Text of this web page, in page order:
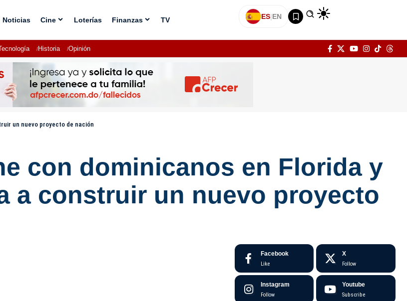
Noticias Cine Loterías Finanzas TV ES|EN
Historia Opinión
un nuevo proyecto de nación
con dominicanos en Florida y
a construir un nuevo proyecto
Facebook
Like
X
Follow
Instagram
Follow
Youtube
Subscribe